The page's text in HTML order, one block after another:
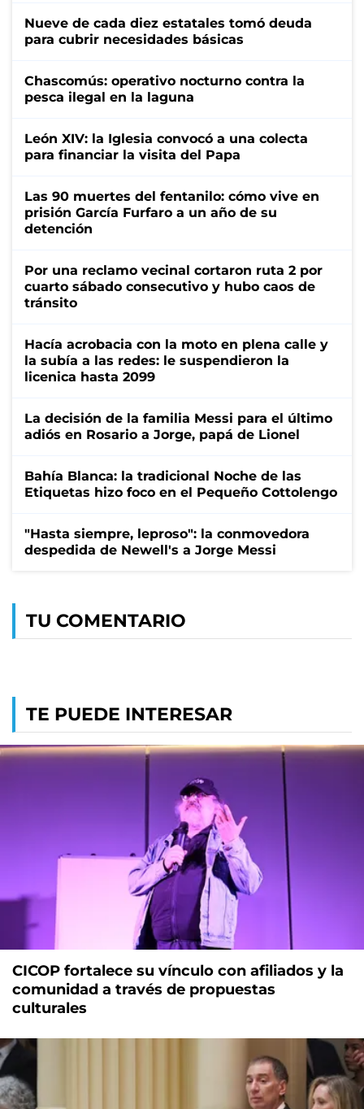
Nueve de cada diez estatales tomó deuda
para cubrir necesidades básicas
Chascomús: operativo nocturno contra la
pesca ilegal en la laguna
León XIV: la Iglesia convocó a una colecta
para financiar la visita del Papa
Las 90 muertes del fentanilo: cómo vive en
prisión García Furfaro a un año de su
detención
Por una reclamo vecinal cortaron ruta 2 por
cuarto sábado consecutivo y hubo caos de
tránsito
Hacía acrobacia con la moto en plena calle y
la subía a las redes: le suspendieron la
licenica hasta 2099
La decisión de la familia Messi para el último
adiós en Rosario a Jorge, papá de Lionel
Bahía Blanca: la tradicional Noche de las
Etiquetas hizo foco en el Pequeño Cottolengo
"Hasta siempre, leproso": la conmovedora
despedida de Newell's a Jorge Messi
TU COMENTARIO
TE PUEDE INTERESAR
CICOP fortalece su vínculo con afiliados y la
comunidad a través de propuestas
culturales